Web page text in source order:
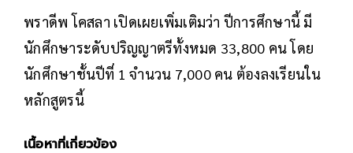
พราดีพ โคสลา เปิดเผยเพิ่มเติมว่า ปีการศึกษานี้ มี
นักศึกษาระดับปริญญาตรีทั้งหมด 33,800 คน โดย
นักศึกษาชั้นปีที่ 1 จำนวน 7,000 คน ต้องลงเรียนใน
หลักสูตรนี้
เนื้อหาที่เกี่ยวข้อง